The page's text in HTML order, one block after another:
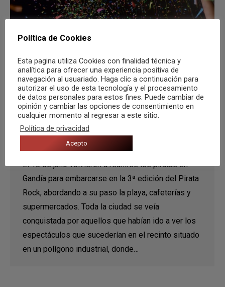
1- Piratas, ¡al abordaje!
Agenda de festivales,Crónicas,Noticias
Axel Marcos 5 agosto, 2019
El 18 de julio volvieron a reunirse los piratas en
Gandía para embarcarse en la 3ª edición del Pirata
Rock, abordando a su paso la playa, cafeterías y
supermercados. Toda la ciudad se veía
conquistada por aquellos que habían ido a ver los
espectáculos que sucederían en el recinto situado
en un polígono industrial, donde…
Política de Cookies
Esta pagina utiliza Cookies con finalidad técnica y
analítica para ofrecer una experiencia positiva de
navegación al usuariado. Haga clic a continuación para
autorizar el uso de esta tecnología y el procesamiento
de datos personales para estos fines. Puede cambiar de
opinión y cambiar las opciones de consentimiento en
cualquier momento al regresar a este sitio.
Política de privacidad
Acepto